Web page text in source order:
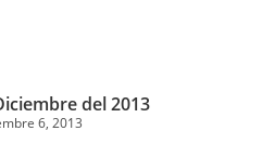
del 2013
6, 2013